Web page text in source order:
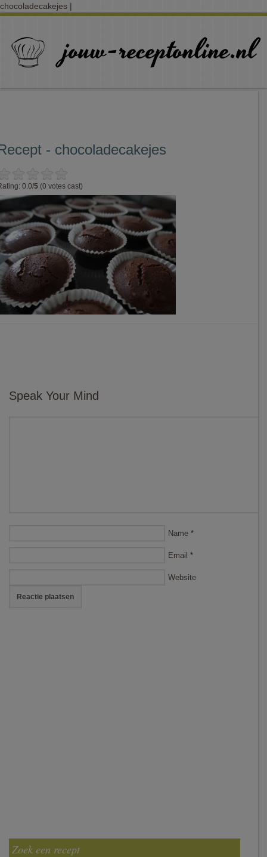
chocoladecakejes |
- chocoladecakejes
0.0/5 (0 votes cast)
Speak Your Mind
Name *
Email *
Website
Zoek een recept